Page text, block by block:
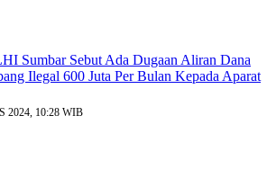
Sumbar Sebut Ada Dugaan Aliran Dana
Ilegal 600 Juta Per Bulan Kepada Aparat
2024, 10:28 WIB